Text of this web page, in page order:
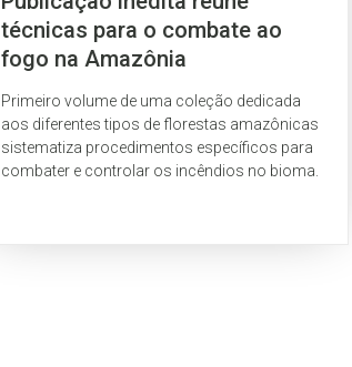
técnicas para o combate ao
fogo na Amazônia
Primeiro volume de uma coleção dedicada
aos diferentes tipos de florestas amazônicas
sistematiza procedimentos específicos para
combater e controlar os incêndios no bioma.